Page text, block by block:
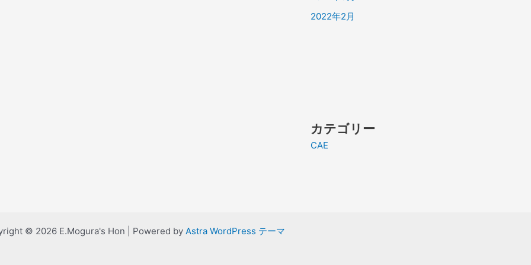
2022年2月
カテゴリー
CAE
© 2026 E.Mogura's Hon | Powered by Astra WordPress テーマ